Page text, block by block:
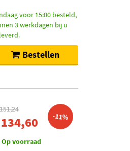
voor 15:00 besteld,
3 werkdagen bij u
Bestellen
-11%
Op voorraad